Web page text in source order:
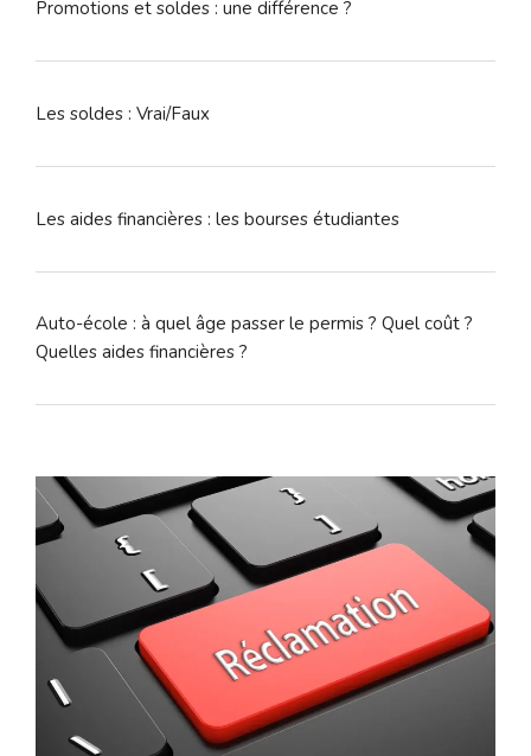
Promotions et soldes : une différence ?
Les soldes : Vrai/Faux
Les aides financières : les bourses étudiantes
Auto-école : à quel âge passer le permis ? Quel coût ?
Quelles aides financières ?